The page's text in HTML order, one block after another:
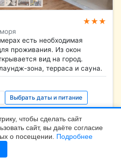
★★★
есть необходимая
проживания. Из окон
вид на город.
зона, терраса и сауна.
Выбрать даты и питание
|+7 (4012) 99-45-40
24, офис 308
чтобы сделать сайт
сайт, вы даёте согласие
о посещении. Подробнее